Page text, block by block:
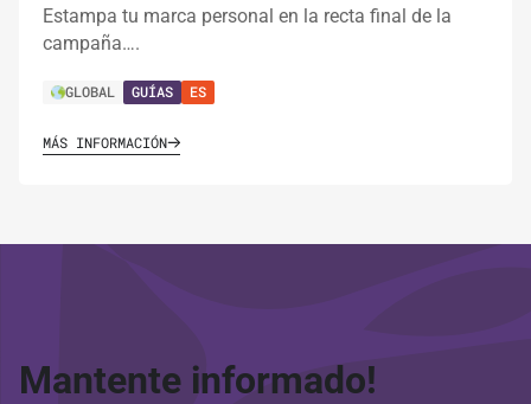
Estampa tu marca personal en la recta final de la
campaña….
GLOBAL GUÍAS ES
MÁS INFORMACIÓN
Mantente informado!